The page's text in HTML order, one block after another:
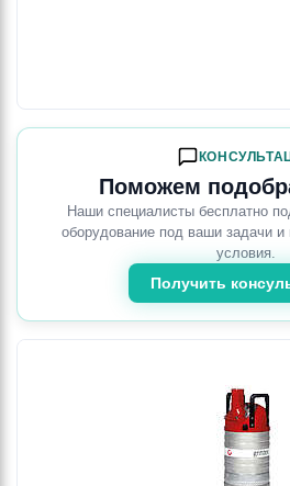
Поможем
Наши специалисты бесплатно
оборудование под ваши задачи
условия.
Получить